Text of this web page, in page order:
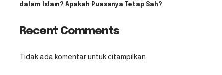
dalam Islam? Apakah Puasanya Tetap Sah?
Recent Comments
Tidak ada komentar untuk ditampilkan.